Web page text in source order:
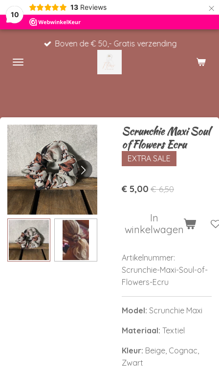
10
13 Reviews ×
Boven de € 50,- Gratis verzending
Scrunchie Maxi Soul
of Flowers Ecru
EXTRA SALE
€ 5,00 € 6,50
In
winkelwagen
Artikelnummer:
Scrunchie-Maxi-Soul-of-
Flowers-Ecru
Model: Scrunchie Maxi
Materiaal: Textiel
Kleur: Beige, Cognac,
Zwart